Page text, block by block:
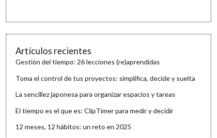
Artículos recientes
Gestión del tiempo: 26 lecciones (re)aprendidas
Toma el control de tus proyectos: simplifica, decide y suelta
La sencillez japonesa para organizar espacios y tareas
El tiempo es el que es: ClipTimer para medir y decidir
12 meses, 12 hábitos: un reto en 2025